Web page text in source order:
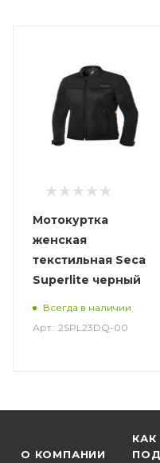
Мотокуртка
женская
текстильная Seca
Superlite черный
Всегда в наличии
Арт.: 2SPL23DQ-00
О КОМПАНИИ
КАК